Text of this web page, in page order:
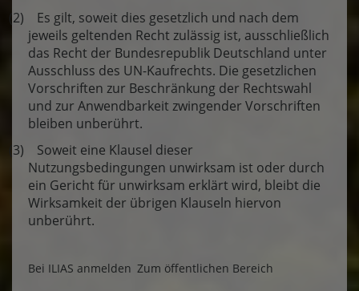
(2) Es gilt, soweit dies gesetzlich und nach dem
jeweils geltenden Recht zulässig ist, ausschließlich
das Recht der Bundesrepublik Deutschland unter
Ausschluss des UN-Kaufrechts. Die gesetzlichen
Vorschriften zur Beschränkung der Rechtswahl
und zur Anwendbarkeit zwingender Vorschriften
bleiben unberührt.
(3) Soweit eine Klausel dieser
Nutzungsbedingungen unwirksam ist oder durch
ein Gericht für unwirksam erklärt wird, bleibt die
Wirksamkeit der übrigen Klauseln hiervon
unberührt.
Bei ILIAS anmelden Zum öffentlichen Bereich